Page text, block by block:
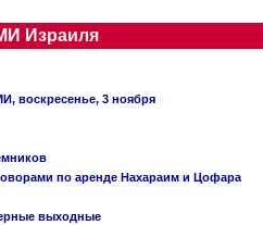
Израиля
воскресенье, 3 ноября
по аренде Нахараим и Цофара
выходные